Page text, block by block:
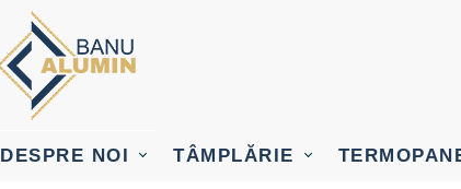
DESPRE NOI TÂMPLĂRIE